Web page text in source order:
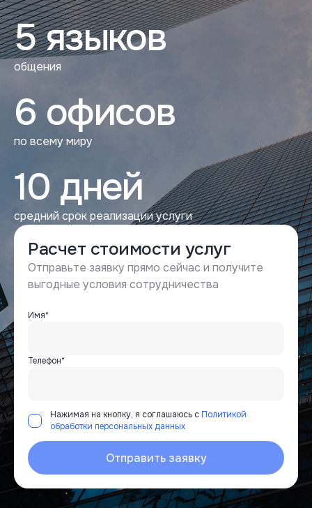
5 языков
общения
6 офисов
по всему миру
10 дней
средний срок реализации услуги
Расчет стоимости услуг
Отправьте заявку прямо сейчас и получите
выгодные условия сотрудничества
Имя*
Телефон*
Нажимая на кнопку, я соглашаюсь с Политикой
обработки персональных данных
Отправить заявку